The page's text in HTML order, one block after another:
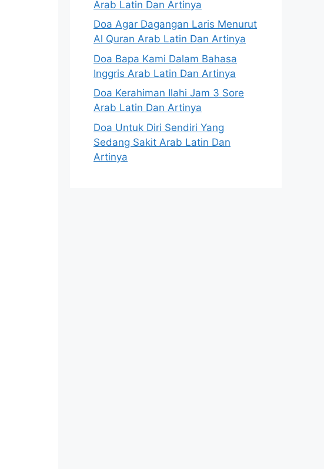
Arab Latin Dan Artinya
Doa Agar Dagangan Laris Menurut
Al Quran Arab Latin Dan Artinya
Doa Bapa Kami Dalam Bahasa
Inggris Arab Latin Dan Artinya
Doa Kerahiman Ilahi Jam 3 Sore
Arab Latin Dan Artinya
Doa Untuk Diri Sendiri Yang
Sedang Sakit Arab Latin Dan
Artinya